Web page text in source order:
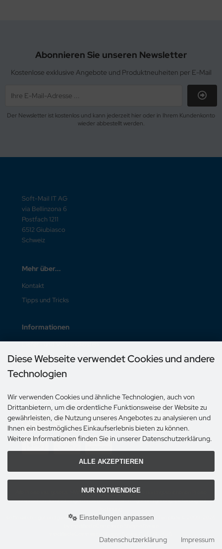
Abonnieren Sie unseren Newsletter
Kostenlose exklusive Angebote und Produktneuheiten per E-Mail
Der Newsletter ist kostenlos und kann jederzeit hier oder in Ihrem Kundenkonto
wieder abbestellt werden.
Soft-Mail IT AG
via Bellinzona 6
Postfach 1211
6512 Giubiasco
Schweiz
Mehr über...
Kontakt
Tipps und Tricks
Informationen
Liefer- und Versandkosten
Unsere AGB
Impressum
Zahlungsmethoden
Alle Preise inkl. gesetzl. MWST zzgl.Versandkosten. Die durchgestrichenen Preise
entsprechen dem bisherigen Preis bei softmail.ch - gut und günstig, Lieferung auf
softmail.ch - gut und günstig, Lieferung auf Rechnung. © 2026 | Template © 2009-2026
Diese Webseite verwendet Cookies und andere
Technologien
Wir verwenden Cookies und ähnliche Technologien, auch von
Drittanbietern, um die ordentliche Funktionsweise der Website zu
gewährleisten, die Nutzung unseres Angebotes zu analysieren und
Ihnen ein bestmögliches Einkaufserlebnis bieten zu können.
Weitere Informationen finden Sie in unserer Datenschutzerklärung.
ALLE AKZEPTIEREN
NUR NOTWENDIGE
Einstellungen anpassen
Datenschutzerklärung Impressum